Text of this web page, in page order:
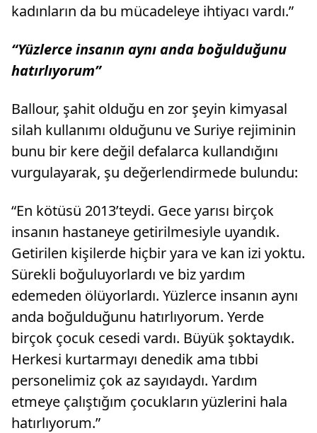
kadınların da bu mücadeleye ihtiyacı vardı.”
“Yüzlerce insanın aynı anda boğulduğunu
hatırlıyorum”
Ballour, şahit olduğu en zor şeyin kimyasal
silah kullanımı olduğunu ve Suriye rejiminin
bunu bir kere değil defalarca kullandığını
vurgulayarak, şu değerlendirmede bulundu:
“En kötüsü 2013’teydi. Gece yarısı birçok
insanın hastaneye getirilmesiyle uyandık.
Getirilen kişilerde hiçbir yara ve kan izi yoktu.
Sürekli boğuluyorlardı ve biz yardım
edemeden ölüyorlardı. Yüzlerce insanın aynı
anda boğulduğunu hatırlıyorum. Yerde
birçok çocuk cesedi vardı. Büyük şoktaydık.
Herkesi kurtarmayı denedik ama tıbbi
personelimiz çok az sayıdaydı. Yardım
etmeye çalıştığım çocukların yüzlerini hala
hatırlıyorum.”